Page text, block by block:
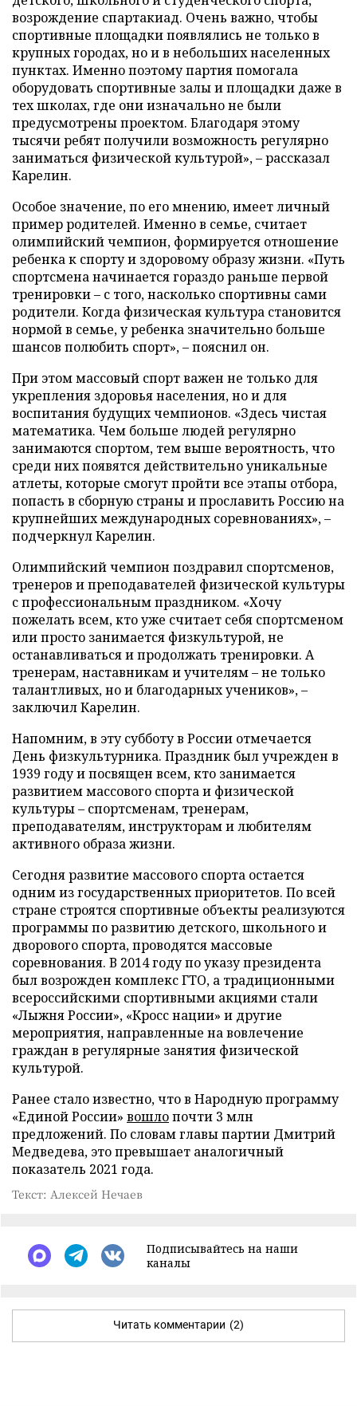
возрождение спартакиад. Очень важно, чтобы
спортивные площадки появлялись не только в
крупных городах, но и в небольших населенных
пунктах. Именно поэтому партия помогала
оборудовать спортивные залы и площадки даже в
тех школах, где они изначально не были
предусмотрены проектом. Благодаря этому
тысячи ребят получили возможность регулярно
заниматься физической культурой», – рассказал
Карелин.
Особое значение, по его мнению, имеет личный
пример родителей. Именно в семье, считает
олимпийский чемпион, формируется отношение
ребенка к спорту и здоровому образу жизни. «Путь
спортсмена начинается гораздо раньше первой
тренировки – с того, насколько спортивны сами
родители. Когда физическая культура становится
нормой в семье, у ребенка значительно больше
шансов полюбить спорт», – пояснил он.
При этом массовый спорт важен не только для
укрепления здоровья населения, но и для
воспитания будущих чемпионов. «Здесь чистая
математика. Чем больше людей регулярно
занимаются спортом, тем выше вероятность, что
среди них появятся действительно уникальные
атлеты, которые смогут пройти все этапы отбора,
попасть в сборную страны и прославить Россию на
крупнейших международных соревнованиях», –
подчеркнул Карелин.
Олимпийский чемпион поздравил спортсменов,
тренеров и преподавателей физической культуры
с профессиональным праздником. «Хочу
пожелать всем, кто уже считает себя спортсменом
или просто занимается физкультурой, не
останавливаться и продолжать тренировки. А
тренерам, наставникам и учителям – не только
талантливых, но и благодарных учеников», –
заключил Карелин.
Напомним, в эту субботу в России отмечается
День физкультурника. Праздник был учрежден в
1939 году и посвящен всем, кто занимается
развитием массового спорта и физической
культуры – спортсменам, тренерам,
преподавателям, инструкторам и любителям
активного образа жизни.
Сегодня развитие массового спорта остается
одним из государственных приоритетов. По всей
стране строятся спортивные объекты реализуются
программы по развитию детского, школьного и
дворового спорта, проводятся массовые
соревнования. В 2014 году по указу президента
был возрожден комплекс ГТО, а традиционными
всероссийскими спортивными акциями стали
«Лыжня России», «Кросс нации» и другие
мероприятия, направленные на вовлечение
граждан в регулярные занятия физической
культурой.
Ранее стало известно, что в Народную программу
«Единой России» вошлопочти 3 млн
предложений. По словам главы партии Дмитрий
Медведева, это превышает аналогичный
показатель 2021 года.
Текст: Алексей Нечаев
Подписывайтесь на наши
каналы
Читать комментарии (2)